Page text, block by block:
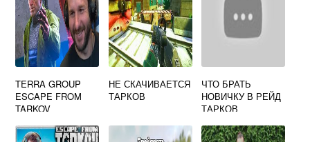
TERRA GROUP
ESCAPE FROM
TARKOV
НЕ СКАЧИВАЕТСЯ
ТАРКОВ
ЧТО БРАТЬ
НОВИЧКУ В РЕЙД
ТАРКОВ